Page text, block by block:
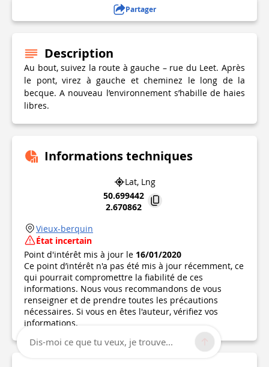
Partager
Description
Au bout, suivez la route à gauche – rue du Leet. Après
le pont, virez à gauche et cheminez le long de la
becque. A nouveau l’environnement s’habille de haies
libres.
Informations techniques
Lat, Lng
50.699442
2.670862
Vieux-berquin
État incertain
Point d'intérêt mis à jour le 16/01/2020
Ce point d’intérêt n'a pas été mis à jour récemment, ce
qui pourrait compromettre la fiabilité de ces
informations. Nous vous recommandons de vous
renseigner et de prendre toutes les précautions
nécessaires. Si vous en êtes l'auteur, vérifiez vos
informations.
Dis-moi ce que tu veux, je trouve...